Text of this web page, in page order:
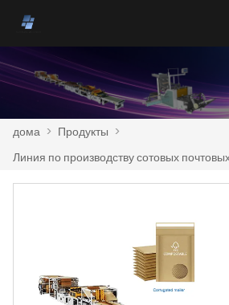
дома > Продукты >
Линия по производству сотовых